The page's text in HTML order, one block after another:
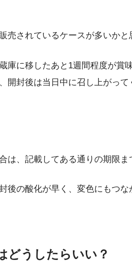
されているケースが多いかと
庫に移したあと1週間程度が賞
開封後は当日中に召し上がって
は、記載してある通りの期限ま
後の酸化が早く、変色にもつ
どうしたらいい？